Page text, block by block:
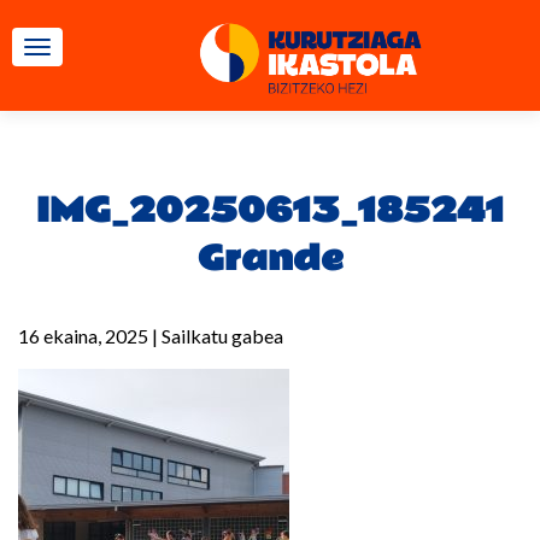
TOGGLE NAVIGATION
IMG_20250613_185241
Grande
16 ekaina, 2025 | Sailkatu gabea